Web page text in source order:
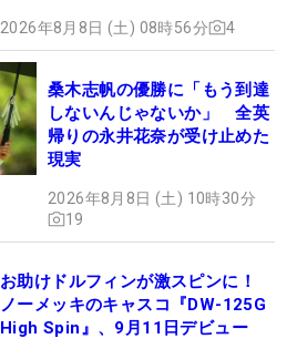
2026年8月8日 (土) 08時56分 4
桑木志帆の優勝に「もう到達
しないんじゃないか」 全英
帰りの永井花奈が受け止めた
現実
2026年8月8日 (土) 10時30分
19
お助けドルフィンが激スピンに！
ノーメッキのキャスコ『DW-125G
High Spin』、9月11日デビュー